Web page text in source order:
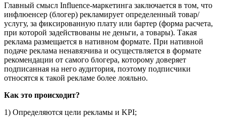
Главный смысл Influence-маркетинга заключается в том, что
инфлюенсер (блогер) рекламирует определенный товар/
услугу, за фиксированную плату или бартер (форма расчета,
при которой задействованы не деньги, а товары). Такая
реклама размещается в нативном формате. При нативной
подаче реклама ненавязчива и осуществляется в формате
рекомендации от самого блогера, которому доверяет
подписанная на него аудитория, поэтому подписчики
относятся к такой рекламе более лояльно.
Как это происходит?
1) Определяются цели рекламы и KPI;